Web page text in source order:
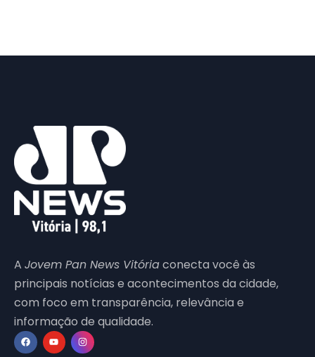
A Jovem Pan News Vitóriaconecta você às
principais notícias e acontecimentos da cidade,
com foco em transparência, relevância e
informação de qualidade.